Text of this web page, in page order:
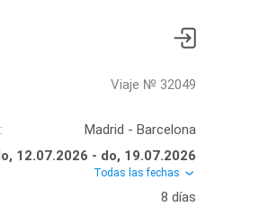
Viaje № 32049
Madrid - Barcelona
12.07.2026 - do, 19.07.2026
Todas las fechas
8 días